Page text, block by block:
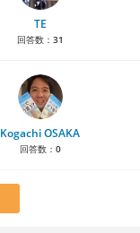
TE
回答数： 31
Kogachi OSAKA
回答数： 0